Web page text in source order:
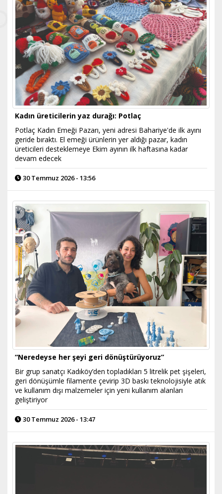
Kadın üreticilerin yaz durağı: Potlaç
Potlaç Kadın Emeği Pazarı, yeni adresi Bahariye'de ilk ayını
geride bıraktı. El emeği ürünlerin yer aldığı pazar, kadın
üreticileri desteklemeye Ekim ayının ilk haftasına kadar
devam edecek
30 Temmuz 2026 - 13:56
“Neredeyse her şeyi geri dönüştürüyoruz”
Bir grup sanatçı Kadıköy’den topladıkları 5 litrelik pet şişeleri,
geri dönüşümle filamente çevirip 3D baskı teknolojisiyle atık
ve kullanım dışı malzemeler için yeni kullanım alanları
geliştiriyor
30 Temmuz 2026 - 13:47